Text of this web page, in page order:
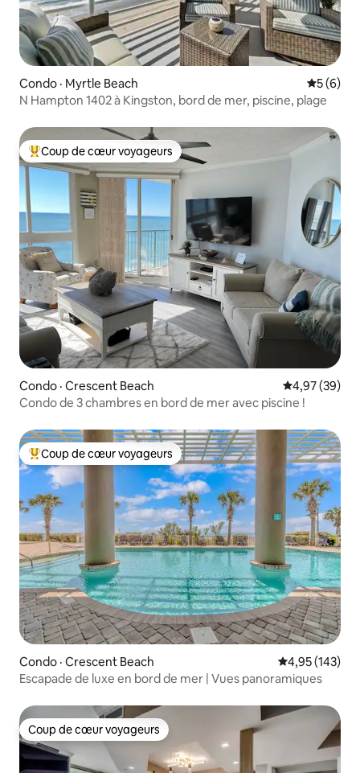
Condo · Myrtle Beach Note
5 (6)
N Hampton 1402 à Kingston, bord de mer, piscine, plage
Coup de cœur voyageurs parmi les plus aimés
Coup de cœur voyageurs
Condo · Crescent Beach Note
4,97 (39)
Condo de 3 chambres en bord de mer avec piscine !
Coup de cœur voyageurs parmi les plus aimés
Coup de cœur voyageurs
Condo · Crescent Beach Note
4,95 (143)
Escapade de luxe en bord de mer | Vues panoramiques
Coup de cœur voyageurs
Coup de cœur voyageurs